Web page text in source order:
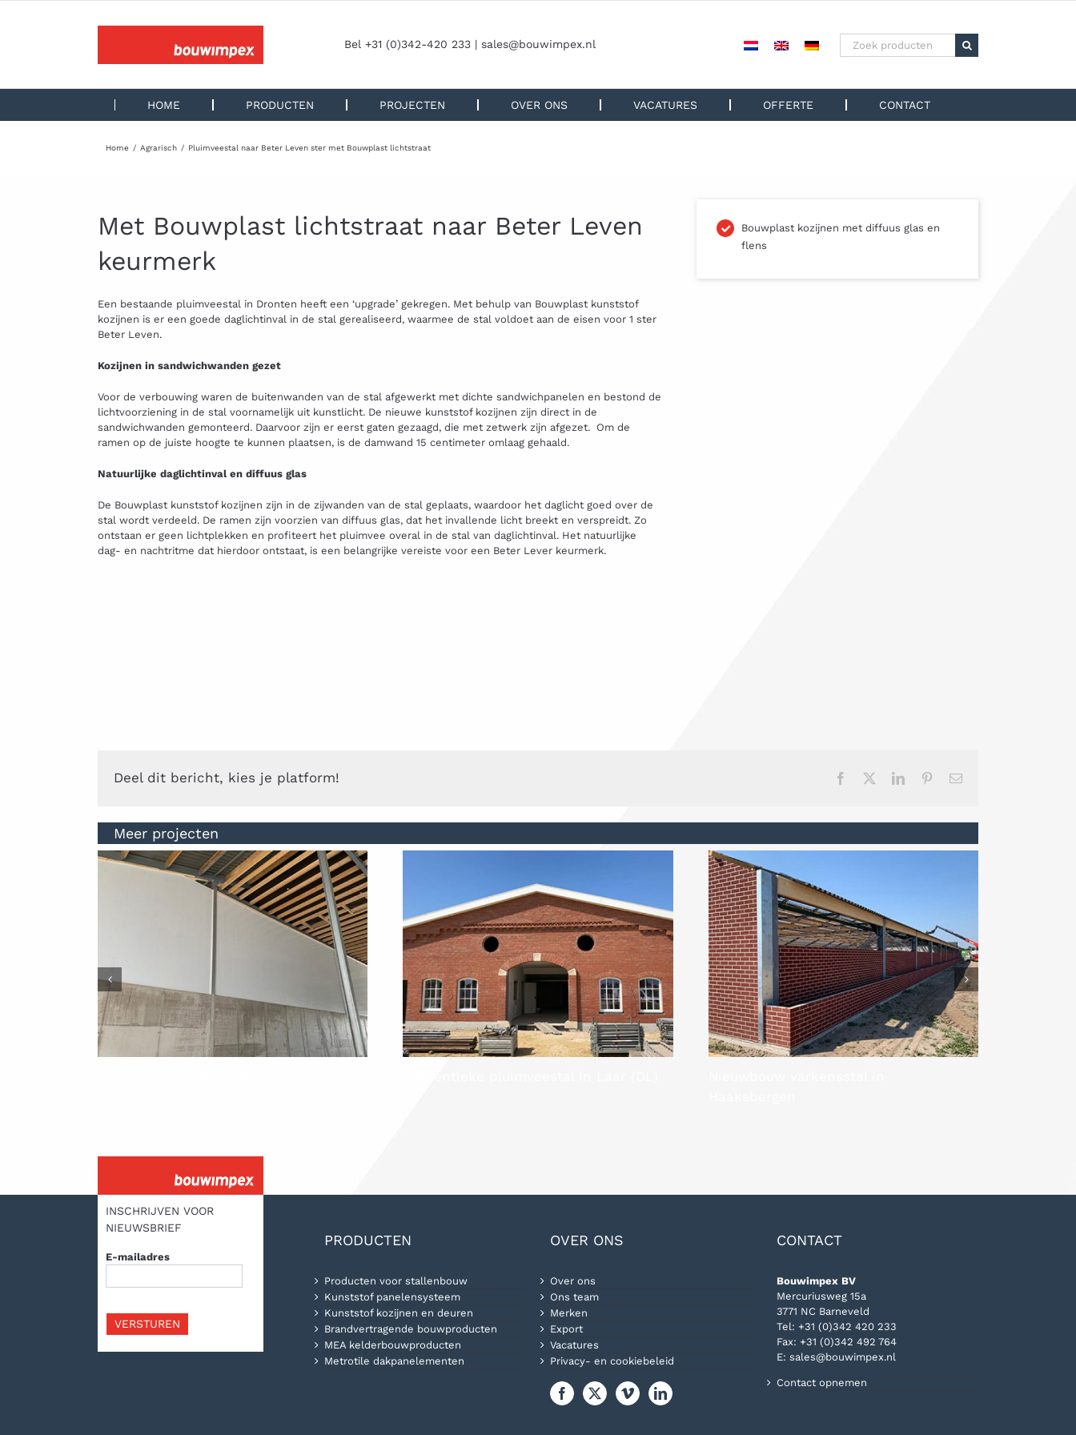
Bel +31 (0)342-420 233 | sales@bouwimpex.nl
Zoeken
naar:
HOME PRODUCTEN PROJECTEN OVER ONS VACATURES OFFERTE CONTACT
Home Agrarisch Pluimveestal naar Beter Leven ster met Bouwplast lichtstraat
Met Bouwplast lichtstraat naar Beter Leven
keurmerk
Een bestaande pluimveestal in Dronten heeft een ‘upgrade’ gekregen. Met behulp van Bouwplast kunststof
kozijnen is er een goede daglichtinval in de stal gerealiseerd, waarmee de stal voldoet aan de eisen voor 1 ster
Beter Leven.
Kozijnen in sandwichwanden gezet
Voor de verbouwing waren de buitenwanden van de stal afgewerkt met dichte sandwichpanelen en bestond de
lichtvoorziening in de stal voornamelijk uit kunstlicht. De nieuwe kunststof kozijnen zijn direct in de
sandwichwanden gemonteerd. Daarvoor zijn er eerst gaten gezaagd, die met zetwerk zijn afgezet. Om de
ramen op de juiste hoogte te kunnen plaatsen, is de damwand 15 centimeter omlaag gehaald.
Natuurlijke daglichtinval en diffuus glas
De Bouwplast kunststof kozijnen zijn in de zijwanden van de stal geplaats, waardoor het daglicht goed over de
stal wordt verdeeld. De ramen zijn voorzien van diffuus glas, dat het invallende licht breekt en verspreidt. Zo
ontstaan er geen lichtplekken en profiteert het pluimvee overal in de stal van daglichtinval. Het natuurlijke
dag- en nachtritme dat hierdoor ontstaat, is een belangrijke vereiste voor een Beter Lever keurmerk.
Bouwplast kozijnen met diffuus glas en
flens
Deel dit bericht, kies je platform! Facebook
TwitterLinkedInPinterest
E-
Meer projecten
INSCHRIJVEN VOOR
NIEUWSBRIEF
E-mailadres
VERSTUREN
PRODUCTEN
Producten voor stallenbouw
Kunststof panelensysteem
Kunststof kozijnen en deuren
Brandvertragende bouwproducten
MEA kelderbouwproducten
Metrotile dakpanelementen
OVER ONS
Over ons
Ons team
Merken
Export
Vacatures
Privacy- en cookiebeleid
CONTACT
Bouwimpex BV
Mercuriusweg 15a
3771 NC Barneveld
Tel: +31 (0)342 420 233
Fax: +31 (0)342 492 764
E: sales@bouwimpex.nl
Contact opnemen